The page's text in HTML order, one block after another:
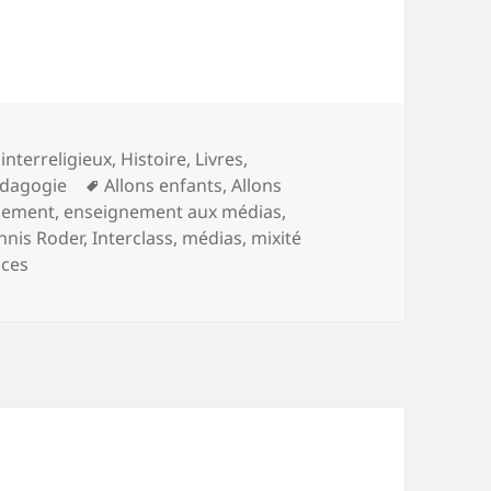
, Histoire, Livres,
Mots-
clés
Allons enfants,Allons
, enseignement aux médias,
Roder,Interclass, médias, mixité